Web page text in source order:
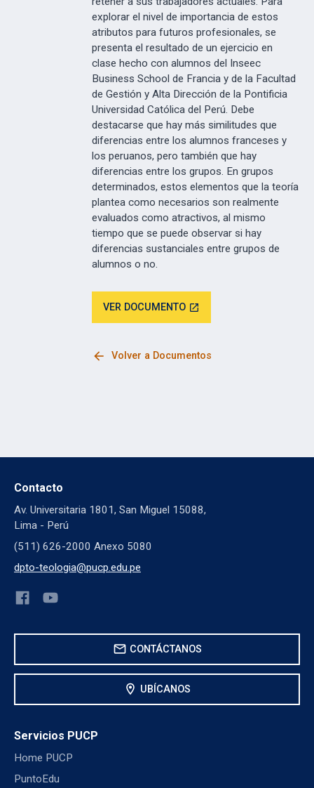
explorar el nivel de importancia de estos
atributos para futuros profesionales, se
presenta el resultado de un ejercicio en
clase hecho con alumnos del Inseec
Business School de Francia y de la Facultad
de Gestión y Alta Dirección de la Pontificia
Universidad Católica del Perú. Debe
destacarse que hay más similitudes que
diferencias entre los alumnos franceses y
los peruanos, pero también que hay
diferencias entre los grupos. En grupos
determinados, estos elementos que la teoría
plantea como necesarios son realmente
evaluados como atractivos, al mismo
tiempo que se puede observar si hay
diferencias sustanciales entre grupos de
alumnos o no.
VER DOCUMENTO open_in_new
arrow_back Volver a Documentos
Contacto
Av. Universitaria 1801, San Miguel 15088,
Lima - Perú
(511) 626-2000 Anexo 5080
dpto-teologia@pucp.edu.pe
mail CONTÁCTANOS
location_on UBÍCANOS
Servicios PUCP
Home PUCP
PuntoEdu